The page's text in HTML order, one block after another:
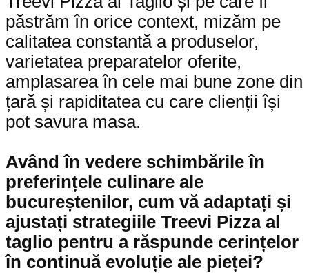
păstrăm în orice context, mizăm pe
calitatea constantă a produselor,
varietatea preparatelor oferite,
amplasarea în cele mai bune zone din
țară și rapiditatea cu care clienții își
pot savura masa.
Având în vedere schimbările în
preferințele culinare ale
bucureștenilor, cum vă adaptați și
ajustați strategiile Treevi Pizza al
taglio pentru a răspunde cerințelor
în continuă evoluție ale pieței?